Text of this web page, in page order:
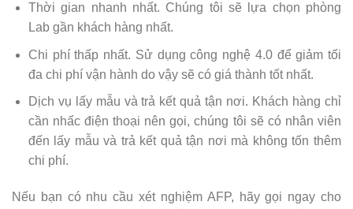
Thời gian nhanh nhất. Chúng tôi sẽ lựa chọn phòng
Lab gần khách hàng nhất.
Chi phí thấp nhất. Sử dụng công nghệ 4.0 để giảm tối
đa chi phí vận hành do vậy sẽ có giá thành tốt nhất.
Dịch vụ lấy mẫu và trả kết quả tận nơi. Khách hàng chỉ
cần nhấc điện thoại nên gọi, chúng tôi sẽ có nhân viên
đến lấy mẫu và trả kết quả tận nơi mà không tốn thêm
chi phí.
Nếu bạn có nhu cầu xét nghiệm AFP, hãy gọi ngay cho